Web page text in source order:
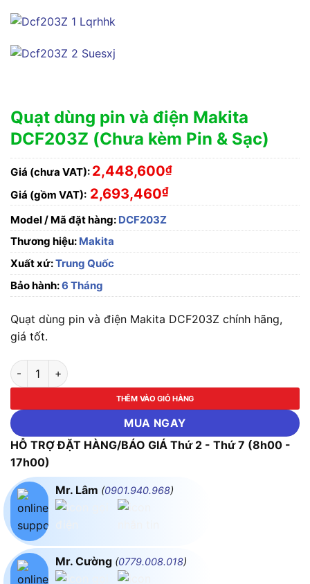
Quạt dùng pin và điện Makita
DCF203Z (Chưa kèm Pin & Sạc)
Giá (chưa VAT): 2,448,600₫
Giá (gồm VAT): 2,693,460₫
Model / Mã đặt hàng: DCF203Z
Thương hiệu: Makita
Xuất xứ:Trung Quốc
Bảo hành:6 Tháng
Quạt dùng pin và điện Makita DCF203Z chính hãng,
giá tốt.
Quạt dùng pin và điện Makita DCF203Z (Chưa kèm Pin & Sạc)
THÊM VÀO GIỎ HÀNG
MUA NGAY
HỖ TRỢ ĐẶT HÀNG/BÁO GIÁ Thứ 2 - Thứ 7 (8h00 -
17h00)
Mr. Lâm (0901.940.968)
Mr. Cường (0779.008.018)